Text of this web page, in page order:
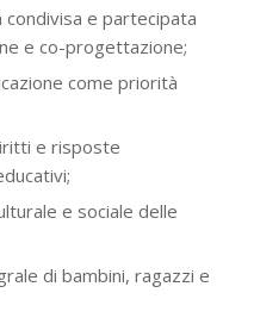
e partecipata
e co-progettazione;
come priorità
e risposte
e sociale delle
di bambini, ragazzi e